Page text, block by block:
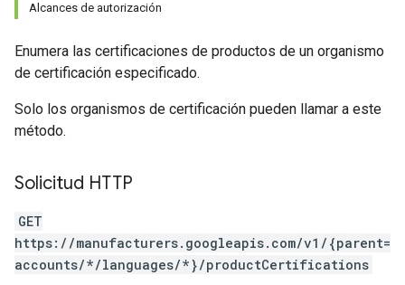
Alcances de autorización
Enumera las certificaciones de productos de un organismo
de certificación especificado.
Solo los organismos de certificación pueden llamar a este
método.
Solicitud HTTP
GET
https://manufacturers.googleapis.com/v1/{parent=
accounts/*/languages/*}/productCertifications